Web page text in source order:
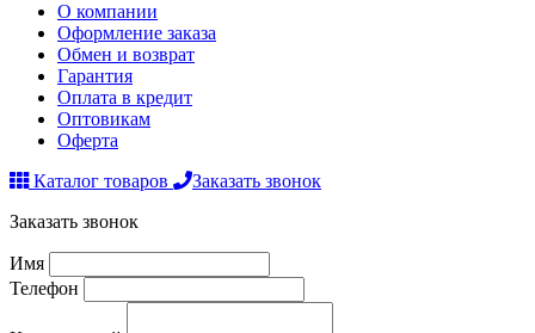
О компании
Оформление заказа
Обмен и возврат
Гарантия
Оплата в кредит
Оптовикам
Оферта
Каталог товаров
Заказать звонок
Заказать звонок
Имя
Телефон